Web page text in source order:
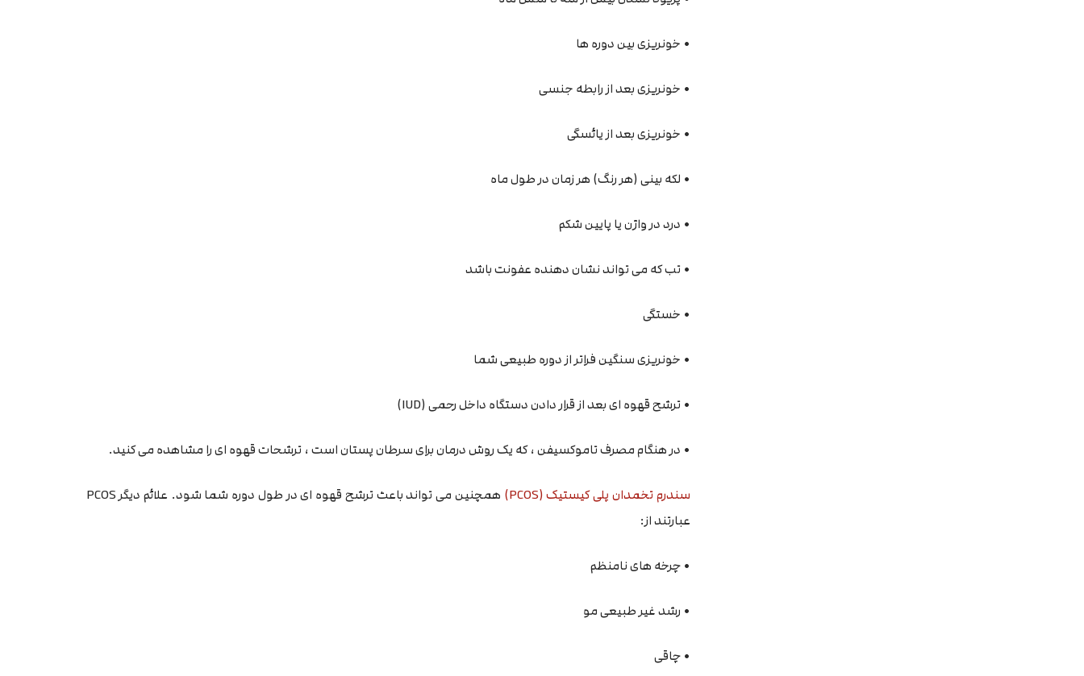
• خونریزی بین دوره ها
• خونریزی بعد از رابطه جنسی
• خونریزی بعد از یائسگی
• لکه بینی (هر رنگ) هر زمان در طول ماه
• درد در واژن یا پایین شکم
• تب که می تواند نشان دهنده عفونت باشد
• خستگی
• خونریزی سنگین فراتر از دوره طبیعی شما
• ترشح قهوه ای بعد از قرار دادن دستگاه داخل رحمی (IUD)
• در هنگام مصرف تاموکسیفن ، که یک روش درمان برای سرطان پستان است ، ترشحات قهوه ای را مشاهده می کنید.
سندرم تخمدان پلی کیستیک (PCOS)
همچنین می تواند باعث ترشح قهوه ای در طول دوره شما شود. علائم دیگر PCOS
عبارتند از:
• چرخه های نامنظم
• رشد غیر طبیعی مو
• چاقی